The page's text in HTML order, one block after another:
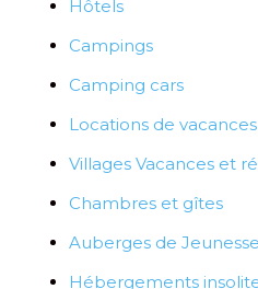
Hôtels
Campings
Camping cars
Locations de vacances
Villages Vacances et
Chambres et gîtes
Auberges de Jeunesse
Hébergements